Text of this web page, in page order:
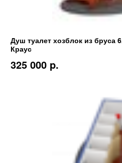
Душ туалет хозблок из бруса
Краус
325 000 p.